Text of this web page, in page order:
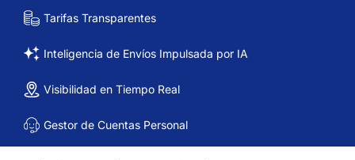
Tarifas Transparentes
Inteligencia de Envíos Impulsada por IA
Visibilidad en Tiempo Real
Gestor de Cuentas Personal